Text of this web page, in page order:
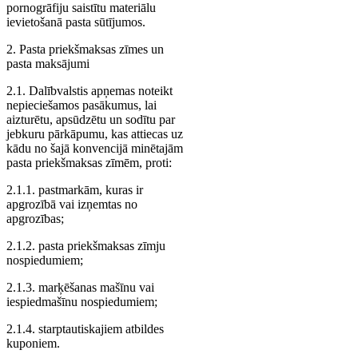
pornogrāfiju saistītu materiālu
ievietošanā pasta sūtījumos.
2. Pasta priekšmaksas zīmes un
pasta maksājumi
2.1. Dalībvalstis apņemas noteikt
nepieciešamos pasākumus, lai
aizturētu, apsūdzētu un sodītu par
jebkuru pārkāpumu, kas attiecas uz
kādu no šajā konvencijā minētajām
pasta priekšmaksas zīmēm, proti:
2.1.1. pastmarkām, kuras ir
apgrozībā vai izņemtas no
apgrozības;
2.1.2. pasta priekšmaksas zīmju
nospiedumiem;
2.1.3. marķēšanas mašīnu vai
iespiedmašīnu nospiedumiem;
2.1.4. starptautiskajiem atbildes
kuponiem.